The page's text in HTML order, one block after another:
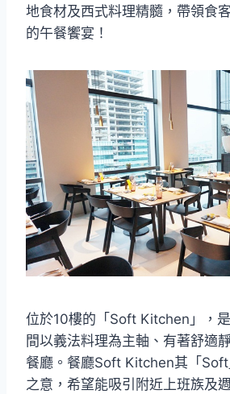
地食材及西式料理精髓，帶領食
的午餐饗宴！
位於10樓的「Soft Kitchen」，
間以義法料理為主軸、有著舒適
餐廳。餐廳Soft Kitchen其「
之意，希望能吸引附近上班族及